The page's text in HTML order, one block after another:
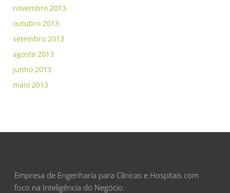
novembro 2013
outubro 2013
setembro 2013
agosto 2013
junho 2013
maio 2013
Empresa de Engenharia para Clínicas e Hospitais com
foco na Inteligência do Negócio.